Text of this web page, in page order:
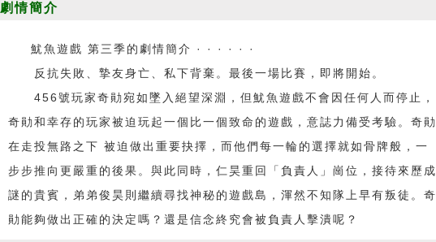
劇情簡介
魷魚遊戲 第三季的劇情簡介 · · · · · ·
反抗失敗、摯友身亡、私下背棄。最後一場比賽，即將開始。
456號玩家奇勛宛如墜入絕望深淵，但魷魚遊戲不會因任何人而停止，
奇勛和幸存的玩家被迫玩起一個比一個致命的遊戲，意誌力備受考驗。奇勛
在走投無路之下 被迫做出重要抉擇，而他們每一輪的選擇就如骨牌般，一
步步推向更嚴重的後果。與此同時，仁昊重回「負責人」崗位，接待來歷成
謎的貴賓，弟弟俊昊則繼續尋找神秘的遊戲島，渾然不知隊上早有叛徒。奇
勛能夠做出正確的決定嗎？還是信念終究會被負責人擊潰呢？